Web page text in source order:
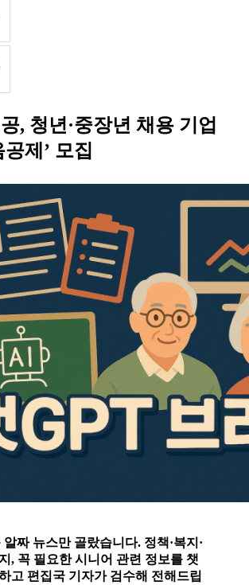
, 청년·중장년 채용 기업
제’ 모집
짜 뉴스만 골랐습니다. 정책·복지·
, 꼭 필요한 시니어 관련 정보를 챗
고 편집국 기자가 검수해 전해드립